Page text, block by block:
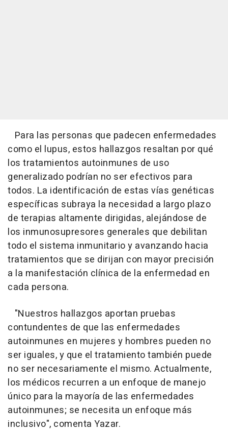
Para las personas que padecen enfermedades
como el lupus, estos hallazgos resaltan por qué
los tratamientos autoinmunes de uso
generalizado podrían no ser efectivos para
todos. La identificación de estas vías genéticas
específicas subraya la necesidad a largo plazo
de terapias altamente dirigidas, alejándose de
los inmunosupresores generales que debilitan
todo el sistema inmunitario y avanzando hacia
tratamientos que se dirijan con mayor precisión
a la manifestación clínica de la enfermedad en
cada persona.
"Nuestros hallazgos aportan pruebas
contundentes de que las enfermedades
autoinmunes en mujeres y hombres pueden no
ser iguales, y que el tratamiento también puede
no ser necesariamente el mismo. Actualmente,
los médicos recurren a un enfoque de manejo
único para la mayoría de las enfermedades
autoinmunes; se necesita un enfoque más
inclusivo", comenta Yazar.